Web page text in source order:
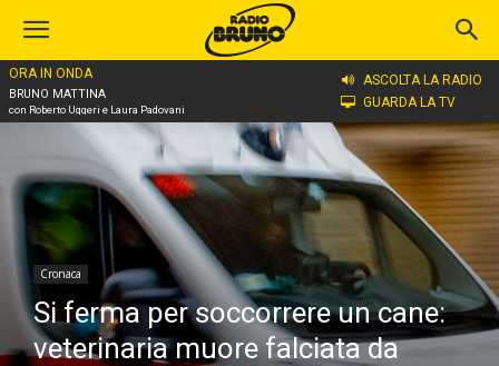
ORA IN ONDA
BRUNO MATTINA
con Roberto Uggeri e Laura Padovani
ASCOLTA LA RADIO
GUARDA LA TV
Home
Cronaca
Si ferma per soccorrere un cane:
veterinaria muore falciata da